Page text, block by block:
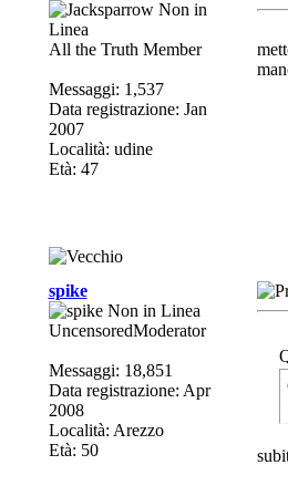
All the Truth Member
Messaggi: 1,537
Data registrazione: Jan
2007
Località: udine
Età: 47
spike
UncensoredModerator
Messaggi: 18,851
Data registrazione: Apr
2008
Località: Arezzo
Età: 50